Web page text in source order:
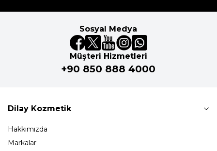
Sosyal Medya
Müşteri Hizmetleri
+90 850 888 4000
Dilay Kozmetik
Hakkımızda
Markalar